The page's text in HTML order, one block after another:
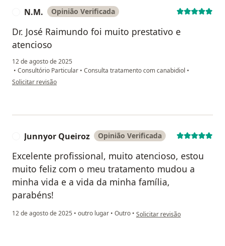
N.M. Opinião Verificada
Dr. José Raimundo foi muito prestativo e
atencioso
12 de agosto de 2025
• Consultório Particular • Consulta tratamento com canabidiol •
na opinião do utilizador N.M.
Solicitar revisão
Junnyor Queiroz Opinião Verificada
Excelente profissional, muito atencioso, estou
muito feliz com o meu tratamento mudou a
minha vida e a vida da minha família,
parabéns!
12 de agosto de 2025 • outro lugar • Outro • na opinião do utilizador
Solicitar revisão